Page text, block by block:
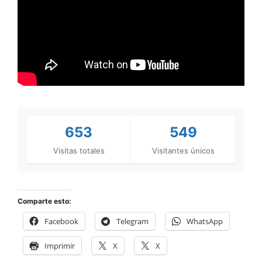
653
Visitas totales
549
Visitantes únicos
Comparte esto:
Facebook Telegram WhatsApp
Imprimir X X